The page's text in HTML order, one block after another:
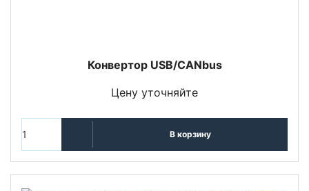
Конвертор USB/CANbus
Цену уточняйте
В корзину